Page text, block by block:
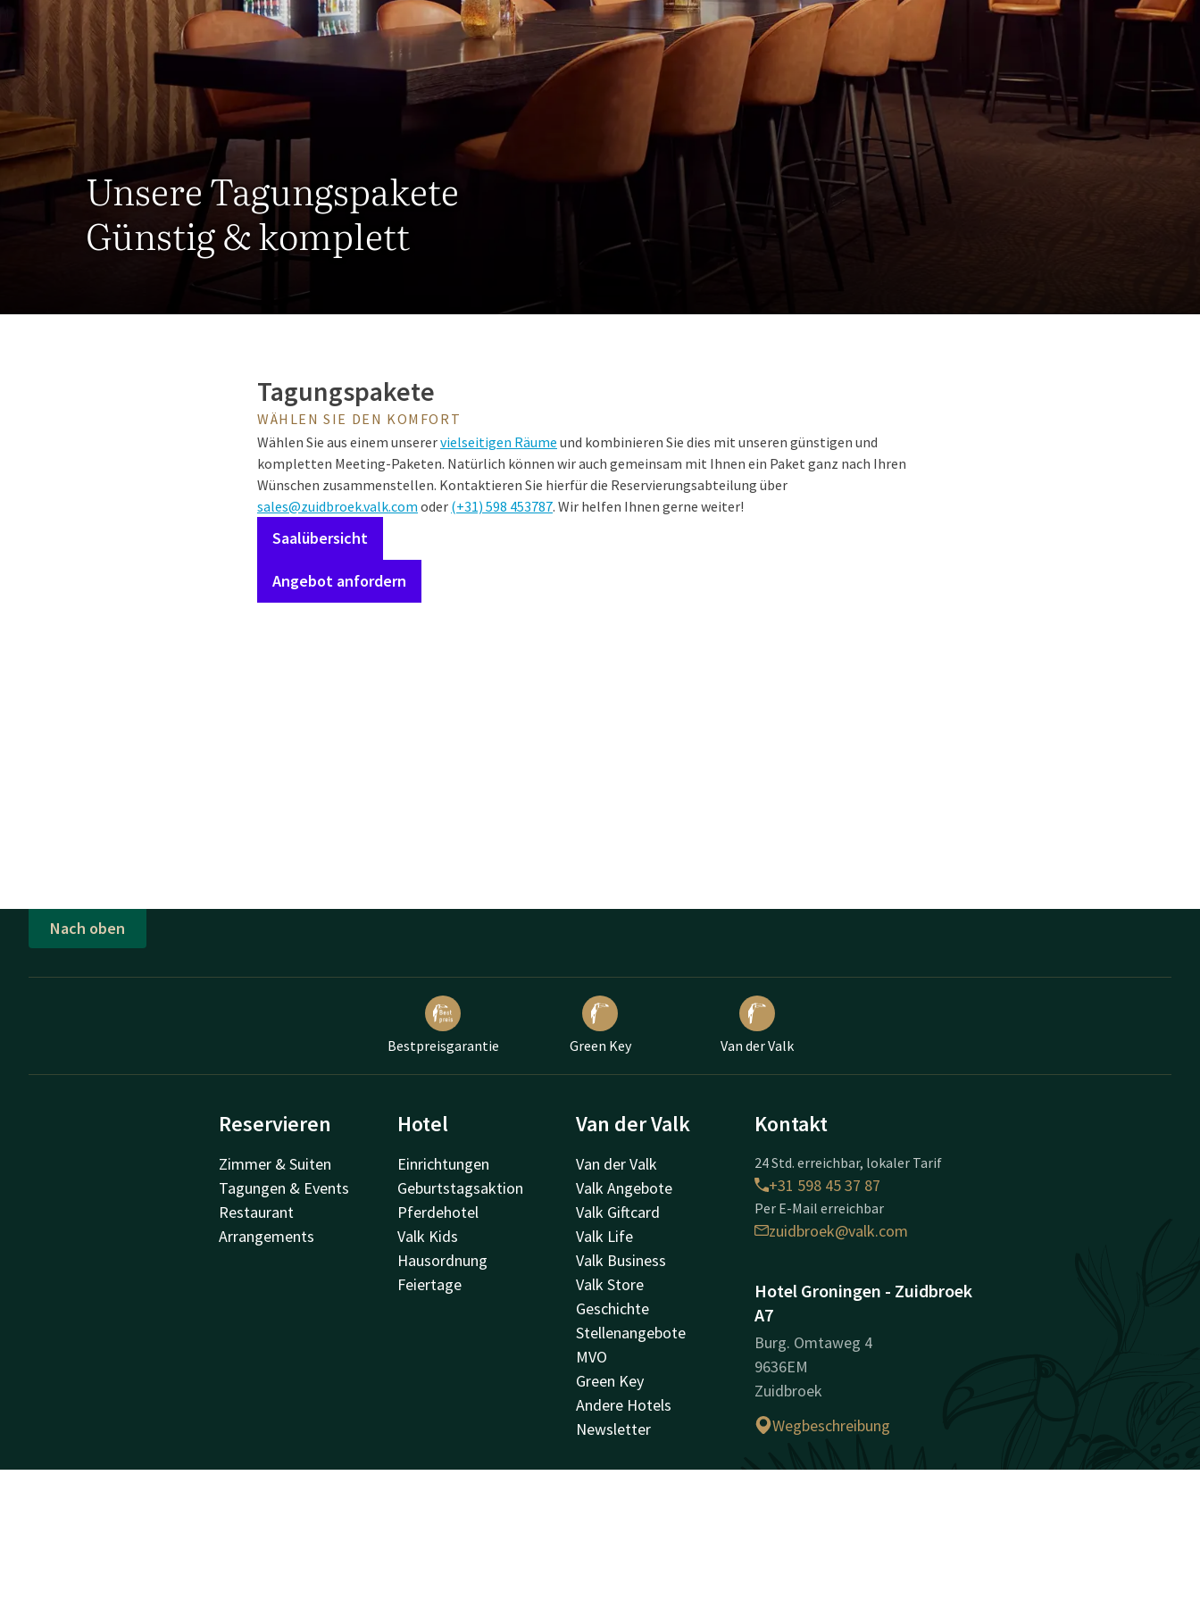
Unsere Tagungspakete
Günstig & komplett
Tagungspakete
WÄHLEN SIE DEN KOMFORT
Wählen Sie aus einem unserervielseitigen Räume und kombinieren Sie dies mit unseren günstigen und
kompletten Meeting-Paketen. Natürlich können wir auch gemeinsam mit Ihnen ein Paket ganz nach Ihren
Wünschen zusammenstellen. Kontaktieren Sie hierfür die Reservierungsabteilung über
sales@zuidbroek.valk.com oder (+31) 598 453787. Wir helfen Ihnen gerne weiter!
Saalübersicht
Angebot anfordern
Nach oben
Bestpreisgarantie Green Key Van der Valk
Reservieren
Zimmer & Suiten
Tagungen & Events
Restaurant
Arrangements
Hotel
Einrichtungen
Geburtstagsaktion
Pferdehotel
Valk Kids
Hausordnung
Feiertage
Van der Valk
Van der Valk
Valk Angebote
Valk Giftcard
Valk Life
Valk Business
Valk Store
Geschichte
Stellenangebote
MVO
Green Key
Andere Hotels
Newsletter
Kontakt
24 Std. erreichbar, lokaler Tarif
+31 598 45 37 87
Per E-Mail erreichbar
zuidbroek@valk.com
Hotel Groningen - Zuidbroek
A7
Burg. Omtaweg 4
9636EM
Zuidbroek
Wegbeschreibung